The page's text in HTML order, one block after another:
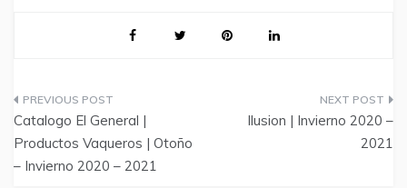
Post
navigation
Catalogo El General |
Productos Vaqueros | Otoño
– Invierno 2020 – 2021
Ilusion | Invierno 2020 –
2021